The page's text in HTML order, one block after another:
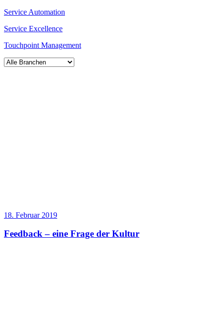
Service Automation
Service Excellence
Touchpoint Management
18. Februar 2019
Feedback – eine Frage der Kultur